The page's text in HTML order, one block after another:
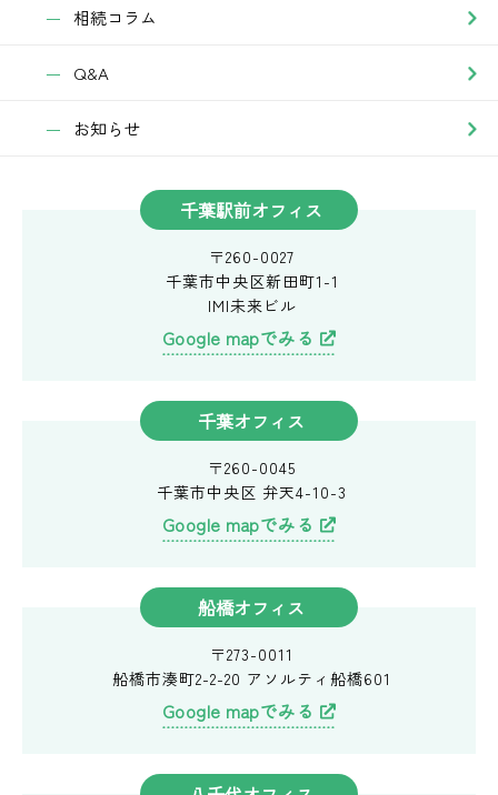
相続コラム
Q&A
お知らせ
千葉駅前オフィス
〒260-0027
千葉市中央区新田町1-1
IMI未来ビル
Google mapでみる
千葉オフィス
〒260-0045
千葉市中央区 弁天4-10-3
Google mapでみる
船橋オフィス
〒273-0011
船橋市湊町2-2-20 アソルティ船橋601
Google mapでみる